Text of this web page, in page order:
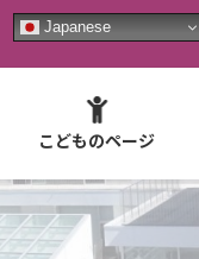
Japanese
こどものページ